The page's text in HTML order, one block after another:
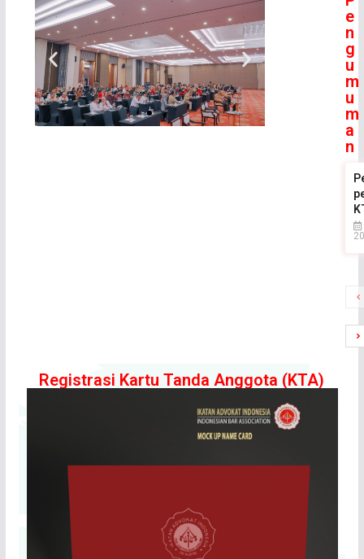
e
n
g
u
m
u
m
a
n
Registrasi Kartu Tanda Anggota (KTA)